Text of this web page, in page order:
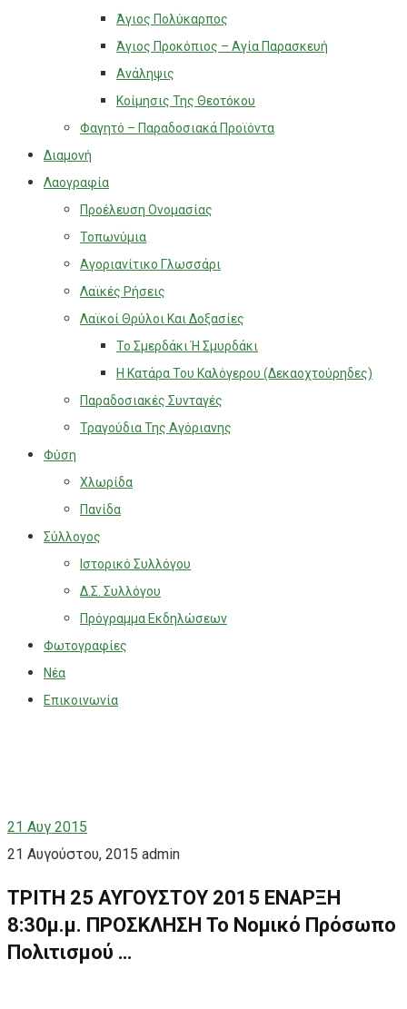
Άγιος Πολύκαρπος
Άγιος Προκόπιος – Αγία Παρασκευή
Ανάληψις
Κοίμησις Της Θεοτόκου
Φαγητό – Παραδοσιακά Προϊόντα
Διαμονή
Λαογραφία
Προέλευση Ονομασίας
Τοπωνύμια
Αγοριανίτικο Γλωσσάρι
Λαϊκές Ρήσεις
Λαϊκοί Θρύλοι Και Δοξασίες
Το Σμερδάκι Ή Σμυρδάκι
Η Κατάρα Του Καλόγερου (Δεκαοχτούρηδες)
Παραδοσιακές Συνταγές
Τραγούδια Της Αγόριανης
Φύση
Χλωρίδα
Πανίδα
Σύλλογος
Ιστορικό Συλλόγου
Δ.Σ. Συλλόγου
Πρόγραμμα Εκδηλώσεων
Φωτογραφίες
Νέα
Επικοινωνία
21 Αυγ 2015
21 Αυγούστου, 2015 admin
ΤΡΙΤΗ 25 ΑΥΓΟΥΣΤΟΥ 2015 ΕΝΑΡΞΗ
8:30μ.μ. ΠΡΟΣΚΛΗΣΗ Το Νομικό Πρόσωπο
Πολιτισμού …